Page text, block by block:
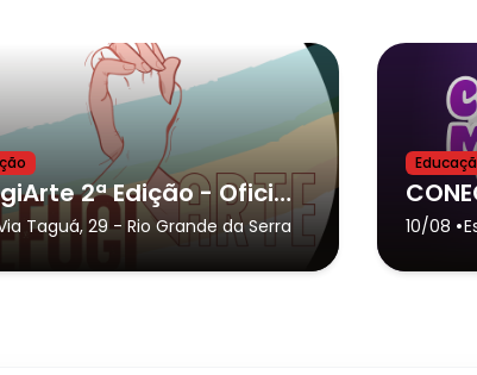
RefugiArte 2ª Edição - Oficinas Gratuitas
Taguá, 29- Rio Grande da Serra 10/08 •